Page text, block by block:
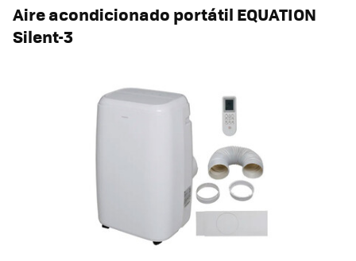
Aire acondicionado portátil EQUATION
Silent-3